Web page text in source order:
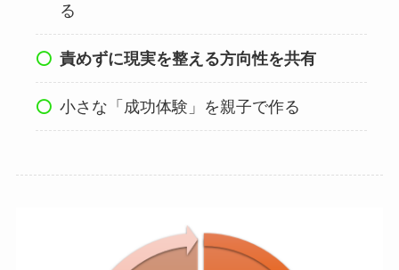
る
責めずに現実を整える方向性を共有
小さな「成功体験」を親子で作る